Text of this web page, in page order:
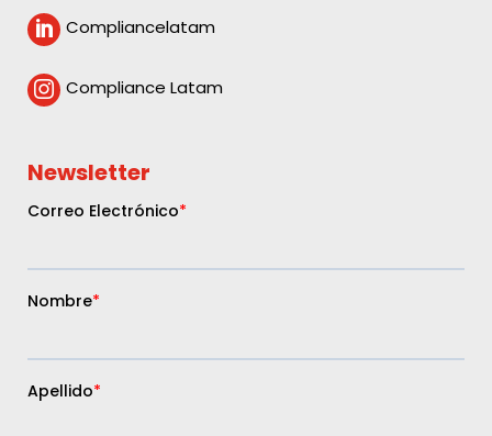
 Compliancelatam
 Compliance Latam
Newsletter